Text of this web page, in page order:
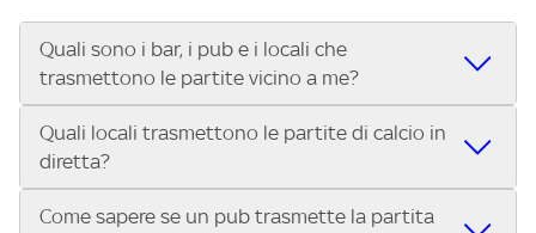
Quali sono i bar, i pub e i locali che
trasmettono le partite vicino a me?
Se cerchi un bar, pub, ristorante o locale vicino a te per
vedere le partite di Serie A ENILIVE, la Serie C Sky Wifi, la
UEFA Champions League, la UEFA Europa League, la UEFA
Conference League, il Tennis, la Formula 1®, la MotoGP™ e
Quali locali trasmettono le partite di calcio in
diretta?
Vuoi sapere quali bar, pub o ristoranti mostrano le partite
Come sapere se un pub trasmette la partita